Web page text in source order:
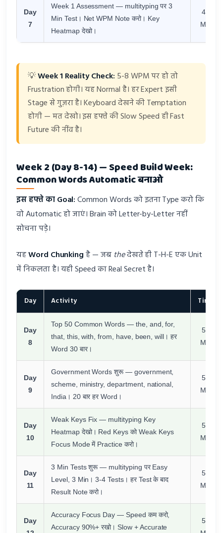
Day
7
Week 1 Assessment — multityping पर 3
Min Test। Net WPM Note करो। Key
Heatmap देखो।
45
Min
💡Week 1 Reality Check: 5-8 WPM पर हो तो
Frustration होगी। यह Normal है। हर Expert इसी
Stage से गुज़रा है। Keyboard देखने की Temptation
होगी — मत देखो। इस हफ्ते की Slow Speed ही Fast
Future की नींव है।
Week 2 (Day 8-14) — Speed Build Week:
Common Words Automatic बनाओ
इस हफ्ते का Goal:Common Words को इतना Type करो कि
वो Automatic हो जाएं। Brain को Letter-by-Letter नहीं
सोचना पड़े।
यहWord Chunkingहै — जब theदेखते ही T-H-E एक Unit
में निकलता है। यही Speed का Real Secret है।
Day Activity Time
Day
8
Top 50 Common Words — the, and, for,
that, this, with, from, have, been, will। हर
Word 30 बार।
50
Min
Day
9
Government Words शुरू — government,
scheme, ministry, department, national,
India। 20 बार हर Word।
50
Min
Day
10
Weak Keys Fix — multityping Key
Heatmap देखो। Red Keys को Weak Keys
Focus Mode में Practice करो।
50
Min
Day
11
3 Min Tests शुरू — multityping पर Easy
Level, 3 Min। 3-4 Tests। हर Test के बाद
Result Note करो।
50
Min
Day
Accuracy Focus Day — Speed कम करो,
Accuracy 90%+ रखो। Slow + Accurate
50